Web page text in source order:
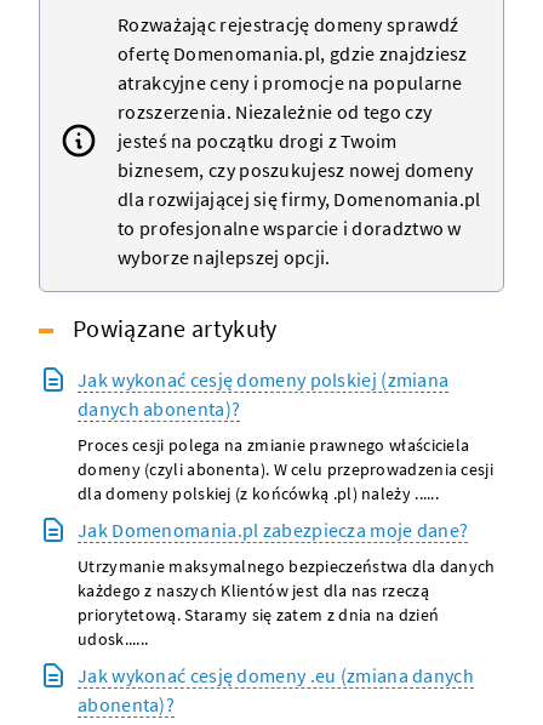
Rozważając rejestrację domeny sprawdź
ofertę Domenomania.pl, gdzie znajdziesz
atrakcyjne ceny i promocje na popularne
rozszerzenia. Niezależnie od tego czy
jesteś na początku drogi z Twoim
biznesem, czy poszukujesz nowej domeny
dla rozwijającej się firmy, Domenomania.pl
to profesjonalne wsparcie i doradztwo w
wyborze najlepszej opcji.
Powiązane artykuły
Jak wykonać cesję domeny polskiej (zmiana
danych abonenta)?
Proces cesji polega na zmianie prawnego właściciela
domeny (czyli abonenta). W celu przeprowadzenia cesji
dla domeny polskiej (z końcówką .pl) należy ......
Jak Domenomania.pl zabezpiecza moje dane?
Utrzymanie maksymalnego bezpieczeństwa dla danych
każdego z naszych Klientów jest dla nas rzeczą
priorytetową. Staramy się zatem z dnia na dzień
udosk......
Jak wykonać cesję domeny .eu (zmiana danych
abonenta)?